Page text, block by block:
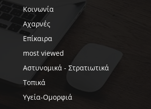
Κοινωνία
Αχαρνές
Επίκαιρα
most viewed
Αστυνομικά - Στρατιωτικά
Τοπικά
Υγεία-Ομορφιά